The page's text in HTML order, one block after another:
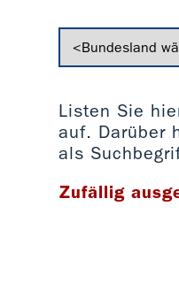
Listen Sie
auf. Darüber
als
Zufällig